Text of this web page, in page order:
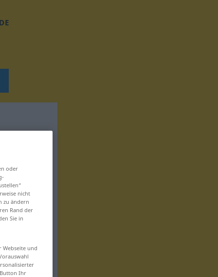
oder
nicht
zu ändern
Rand der
Sie in
und
Ihr